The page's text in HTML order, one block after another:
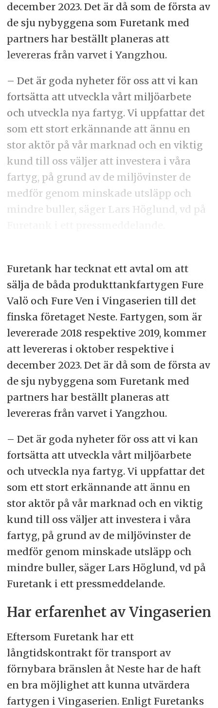
december 2023. Det är då som de första av
de sju nybyggena som Furetank med
partners har beställt planeras att
levereras från varvet i Yangzhou.
– Det är goda nyheter för oss att vi kan
fortsätta att utveckla vårt miljöarbete
och utveckla nya fartyg. Vi uppfattar det
som ett stort erkännande att ännu en
stor aktör på vår marknad och en viktig
kund till oss väljer att investera i våra
fartyg, på grund av de miljövinster de
medför genom minskade utsläpp och
mindre buller, säger Lars Höglund, vd på
Furetank har tecknat ett avtal om att
sälja de båda produkttankfartygen Fure
Valö och Fure Ven i Vingaserien till det
finska företaget Neste. Fartygen, som är
levererade 2018 respektive 2019, kommer
att levereras i oktober respektive i
december 2023. Det är då som de första av
de sju nybyggena som Furetank med
partners har beställt planeras att
levereras från varvet i Yangzhou.
– Det är goda nyheter för oss att vi kan
fortsätta att utveckla vårt miljöarbete
och utveckla nya fartyg. Vi uppfattar det
som ett stort erkännande att ännu en
stor aktör på vår marknad och en viktig
kund till oss väljer att investera i våra
fartyg, på grund av de miljövinster de
medför genom minskade utsläpp och
mindre buller, säger Lars Höglund, vd på
Furetank i ett pressmeddelande.
Har erfarenhet av Vingaserien
Eftersom Furetank har ett
långtidskontrakt för transport av
förnybara bränslen åt Neste har de haft
en bra möjlighet att kunna utvärdera
fartygen i Vingaserien. Enligt Furetanks